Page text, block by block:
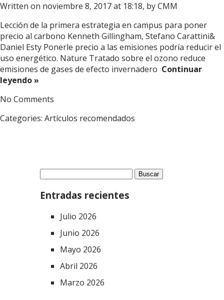
Written on noviembre 8, 2017 at 18:18, byCMM
Lección de la primera estrategia en campus para poner
precio al carbono Kenneth Gillingham, Stefano Carattini&
Daniel Esty Ponerle precio a las emisiones podría reducir el
uso energético. Nature Tratado sobre el ozono reduce
emisiones de gases de efecto invernadero Continuar
leyendo »
No Comments
Categories: Artículos recomendados
Buscar:
Entradas recientes
Julio 2026
Junio 2026
Mayo 2026
Abril 2026
Marzo 2026